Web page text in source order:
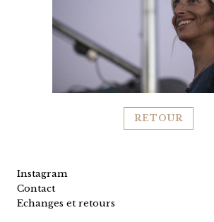
RETOUR
Instagram
Contact
Echanges et retours